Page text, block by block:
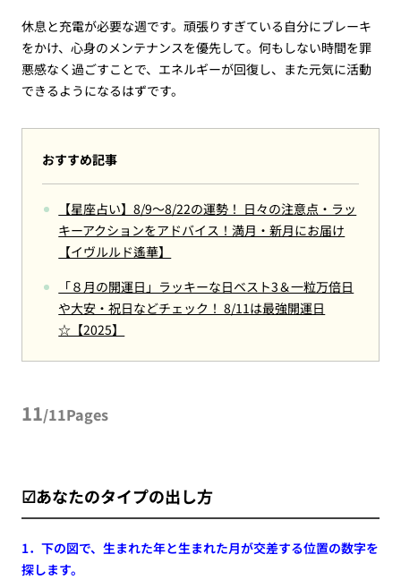
休息と充電が必要な週です。頑張りすぎている自分にブレーキ
をかけ、心身のメンテナンスを優先して。何もしない時間を罪
悪感なく過ごすことで、エネルギーが回復し、また元気に活動
できるようになるはずです。
おすすめ記事
【星座占い】8/9～8/22の運勢！ 日々の注意点・ラッ
キーアクションをアドバイス！満月・新月にお届け
【イヴルルド遙華】
「８月の開運日」ラッキーな日ベスト3＆一粒万倍日
や大安・祝日などチェック！ 8/11は最強開運日
☆【2025】
11/11Pages
☑あなたのタイプの出し方
1．下の図で、生まれた年と生まれた月が交差する位置の数字を
探します。